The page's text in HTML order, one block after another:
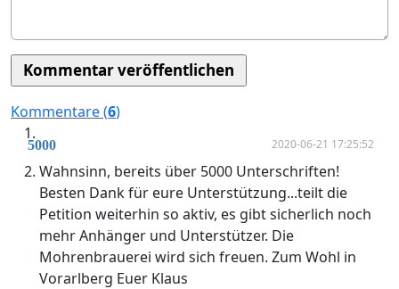
Kommentare (6)
5000 2020-06-21 17:25:52
Wahnsinn, bereits über 5000 Unterschriften!
Besten Dank für eure Unterstützung...teilt die
Petition weiterhin so aktiv, es gibt sicherlich noch
mehr Anhänger und Unterstützer. Die
Mohrenbrauerei wird sich freuen. Zum Wohl in
Vorarlberg Euer Klaus